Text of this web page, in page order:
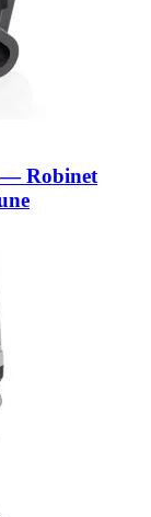
— Robinet